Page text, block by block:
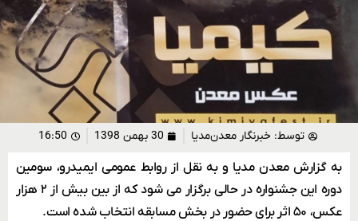
توسط: خبرنگار معدن‌مدیا 30 بهمن 1398 16:50
به گزارش معدن مدیا و به نقل از روابط عمومی ایمیدرو، سومین
دوره این جشنواره در حالی برگزار می شود که از بین بیش از ۲ هزار
عکس، ۵۰ اثر برای حضور در بخش مسابقه انتخاب شده است.